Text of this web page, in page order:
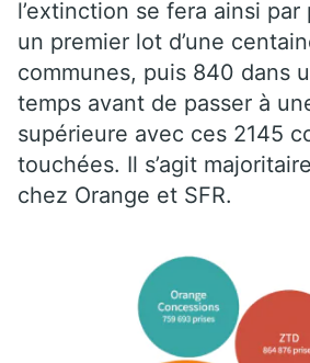
l’extinction se fera ainsi par
un premier lot d’une
communes, puis 840 dans
temps avant de passer à
supérieure avec ces 2145
touchées. Il s’agit
chez Orange et SFR.